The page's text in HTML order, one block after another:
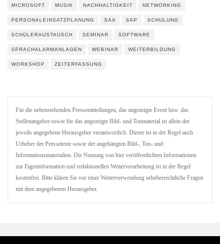
MICROSOFT MUSIK NACHHALTIGKEIT NETWORKING
PERSONALEINSATZPLANUNG SAA SAP SCHULUNG
SCHÜLERAUSTAUSCH SEMINAR SOFTWARE
SPRACHALARMANLAGEN WEBINAR WEITERBILDUNG
WORKSHOP ZEITERFASSUNG
Für die nebenstehenden Pressemitteilungen, das angezeigte Event bzw. das
Stellenangebot sowie für das angezeigte Bild- und Tonmaterial ist allein der
jeweils angegebene Herausgeber verantwortlich. Dieser ist in der Regel auch
Urheber der Pressetexte sowie der angehängten Bild-, Ton- und
Informationsmaterialien. Die Nutzung von hier veröffentlichten Informationen
zur Eigeninformation und redaktionellen Weiterverarbeitung ist in der Regel
kostenfrei. Bitte klären Sie vor einer Weiterverwendung urheberrechtliche Fragen
mit dem angegebenen Herausgeber.